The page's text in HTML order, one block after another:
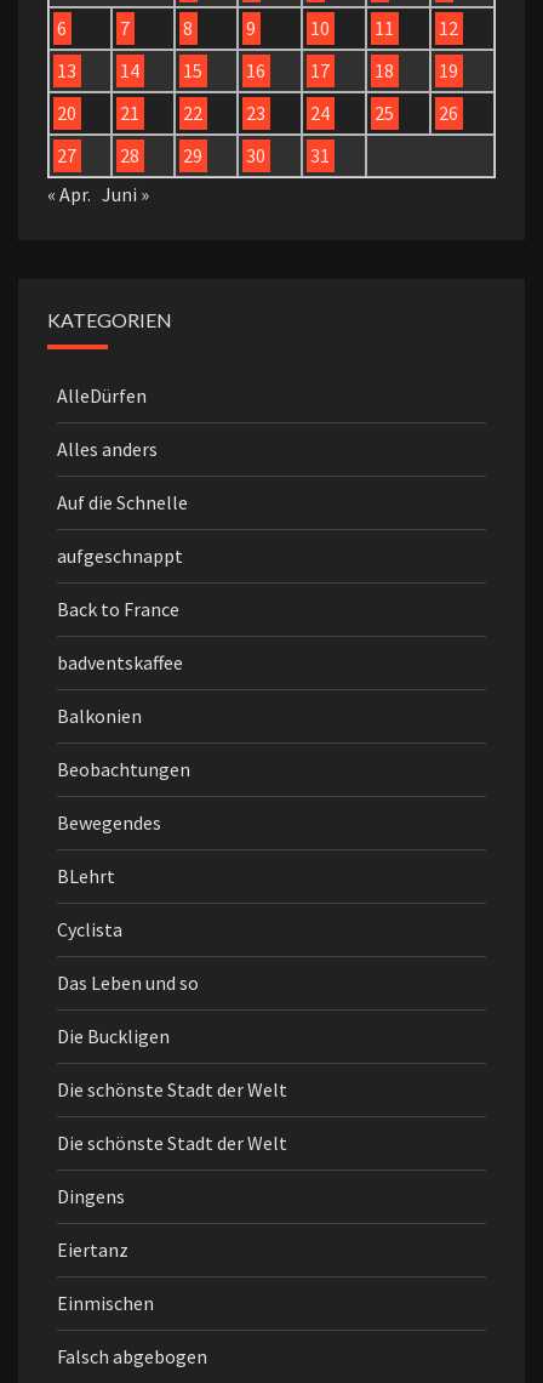
6
7 8 9 10 11
12
13
14 15 16 17 18
19
20
21 22 23 24 25
26
27
28 29 30
31
« Apr. Juni »
KATEGORIEN
AlleDürfen
Alles anders
Auf die Schnelle
aufgeschnappt
Back to France
badventskaffee
Balkonien
Beobachtungen
Bewegendes
BLehrt
Cyclista
Das Leben und so
Die Buckligen
Die schönste Stadt der Welt
Die schönste Stadt der Welt
Dingens
Eiertanz
Einmischen
Falsch abgebogen